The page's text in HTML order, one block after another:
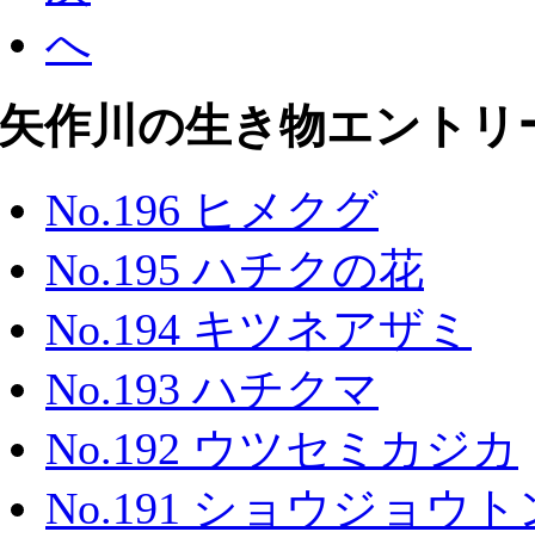
作川の生き物エントリ
No.196 ヒメクグ
No.195 ハチクの花
No.194 キツネアザミ
No.193 ハチクマ
No.192 ウツセミカジカ
No.191 ショウジョウト